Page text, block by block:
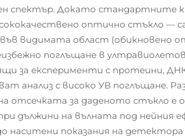
спектър. Докато стандартните
оптично стъкло —
видимата област (обикновено
поглъщане в
за експерименти с протеини,
анализ с високо УВ поглъщане.
отсечката за даденото стъкло е
дължини на вълната под нейния
наситени показания на детектора